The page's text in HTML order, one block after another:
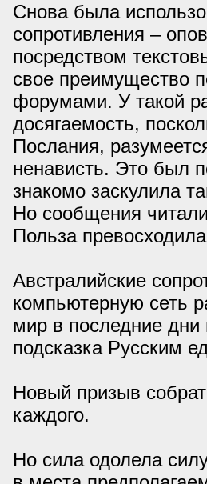
Снова была
сопротивления –
посредством
свое преимущество
форумами. У такой
досягаемость,
Послания,
ненависть. Это был
знакомо заскулила
Но сообщения
Польза
Австралийские
компьютерную сеть
мир в последние дни
подсказка Русским
Новый призыв
каждого.
Но сила одолела